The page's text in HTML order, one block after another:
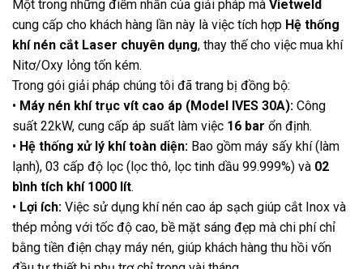
Một trong những điểm nhấn của giải pháp mà Vietweld
cung cấp cho khách hàng lần này là việc tích hợp Hệ thống
khí nén cắt Laser chuyên dụng, thay thế cho việc mua khí
Nitơ/Oxy lỏng tốn kém.
Trong gói giải pháp chúng tôi đã trang bị đồng bộ:
• Máy nén khí trục vít cao áp (Model IVES 30A): Công
suất 22kW, cung cấp áp suất làm việc 16 bar ổn định.
• Hệ thống xử lý khí toàn diện: Bao gồm máy sấy khí (làm
lạnh), 03 cấp độ lọc (lọc thô, lọc tinh dầu 99.999%) và 02
bình tích khí 1000 lít.
• Lợi ích: Việc sử dụng khí nén cao áp sạch giúp cắt Inox và
thép mỏng với tốc độ cao, bề mặt sáng đẹp mà chi phí chỉ
bằng tiền điện chạy máy nén, giúp khách hàng thu hồi vốn